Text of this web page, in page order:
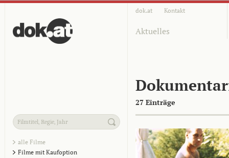
dok.at Kontakt
Aktuelles
27 Einträge
alle Filme
Filme mit Kaufoption